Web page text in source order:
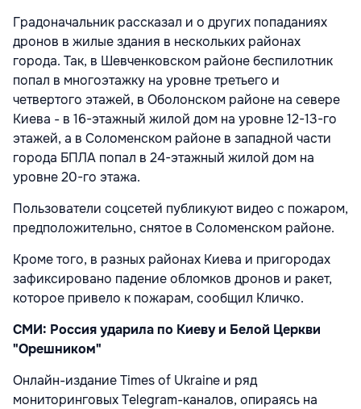
Градоначальник рассказал и о других попаданиях
дронов в жилые здания в нескольких районах
города. Так, в Шевченковском районе беспилотник
попал в многоэтажку на уровне третьего и
четвертого этажей, в Оболонском районе на севере
Киева - в 16-этажный жилой дом на уровне 12-13-го
этажей, а в Соломенском районе в западной части
города БПЛА попал в 24-этажный жилой дом на
уровне 20-го этажа.
Пользователи соцсетей публикуют видео с пожаром,
предположительно, снятое в Соломенском районе.
Кроме того, в разных районах Киева и пригородах
зафиксировано падение обломков дронов и ракет,
которое привело к пожарам, сообщил Кличко.
СМИ: Россия ударила по Киеву и Белой Церкви
"Орешником"
Онлайн-издание Times of Ukraine и ряд
мониторинговых Telegram-каналов, опираясь на